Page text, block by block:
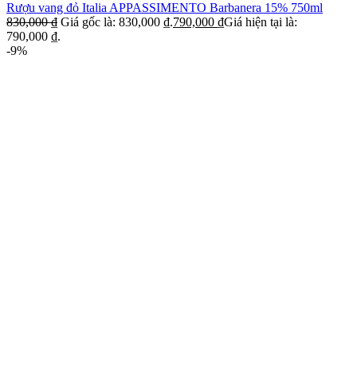
Rượu vang đỏ Italia APPASSIMENTO Barbanera 15% 750ml
830,000₫ Giá gốc là: 830,000 ₫.790,000 ₫Giá hiện tại là:
790,000 ₫.
-9%